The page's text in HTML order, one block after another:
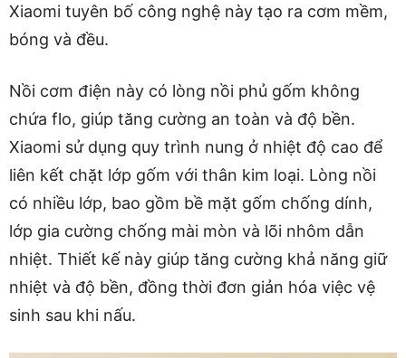
Xiaomi tuyên bố công nghệ này tạo ra cơm mềm,
bóng và đều.
Nồi cơm điện này có lòng nồi phủ gốm không
chứa flo, giúp tăng cường an toàn và độ bền.
Xiaomi sử dụng quy trình nung ở nhiệt độ cao để
liên kết chặt lớp gốm với thân kim loại. Lòng nồi
có nhiều lớp, bao gồm bề mặt gốm chống dính,
lớp gia cường chống mài mòn và lõi nhôm dẫn
nhiệt. Thiết kế này giúp tăng cường khả năng giữ
nhiệt và độ bền, đồng thời đơn giản hóa việc vệ
sinh sau khi nấu.